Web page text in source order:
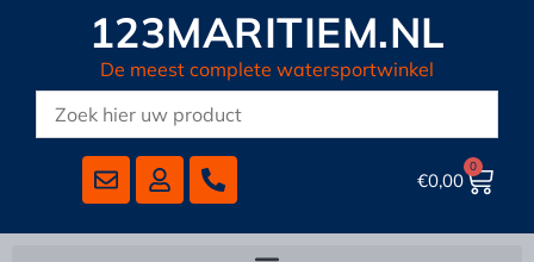
123MARITIEM.NL
De meest complete watersportwinkel
€0,00
0